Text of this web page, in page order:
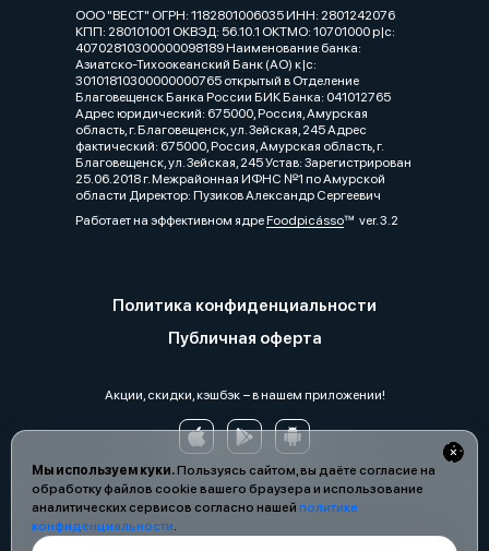
Мы используем куки.Пользуясь сайтом, вы даёте согласие на
обработку файлов cookie вашего браузера и использование
аналитических сервисов согласно нашей политике
конфиденциальности.
ООО "ВЕСТ" ОГРН: 1182801006035 ИНН: 2801242076
КПП: 280101001 ОКВЭД: 56.10.1 ОКТМО: 10701000 р|c:
40702810300000098189 Наименование банка:
Азиатско-Тихоокеанский Банк (АО) к|c:
30101810300000000765 открытый в Отделение
Благовещенск Банка России БИК Банка: 041012765
Адрес юридический: 675000, Россия, Амурская
область, г. Благовещенск, ул. Зейская, 245 Адрес
фактический: 675000, Россия, Амурская область, г.
Благовещенск, ул. Зейская, 245 Устав: Зарегистрирован
25.06.2018 г. Межрайонная ИФНС №1 по Амурской
области Директор: Пузиков Александр Сергеевич
Работает на эффективном ядреFoodpicássover. 3.2
Политика конфиденциальности
Публичная оферта
Акции, скидки, кэшбэк − в нашем приложении!